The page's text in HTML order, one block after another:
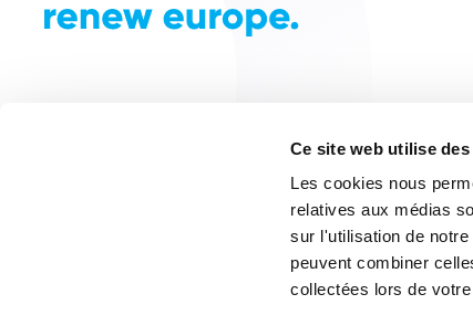
Ce site web utilise
Les cookies nous
relatives aux médias
sur l'utilisation de
peuvent combiner
collectées lors de
© Renew Europe 2024. Tous droits réservés. Créé